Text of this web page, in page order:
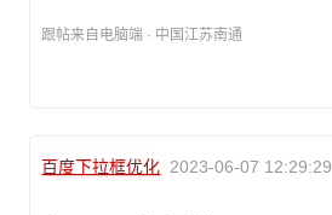
跟帖来自电脑端 · 中国江苏南通
百度下拉框优化 2023-06-07 12:29:29